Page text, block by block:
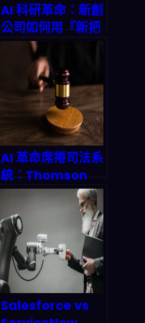
AI 科研革命：新創
公司如何用『新把
戲』讓科學發現速
度狂飆 10 倍
AI 革命席捲司法系
統：Thomson
Reuters 如何用智
能工具重塑法律執
業與法院效率？
Salesforce vs